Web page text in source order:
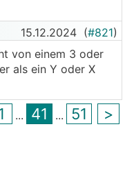
15.12.2024 (#821)
von einem 3 oder
als ein Y oder X
... 41 ... 51 >